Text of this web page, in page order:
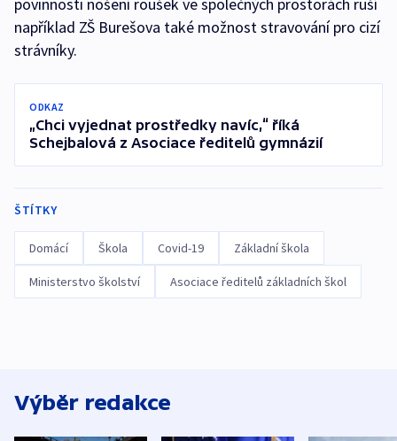
povinnosti nošení roušek ve společných prostorách ruší
například ZŠ Burešova také možnost stravování pro cizí
strávníky.
ODKAZ
„Chci vyjednat prostředky navíc,“ říká
Schejbalová z Asociace ředitelů gymnázií
ŠTÍTKY
Domácí Škola Covid-19 Základní škola
Ministerstvo školství Asociace ředitelů základních škol
Výběr redakce